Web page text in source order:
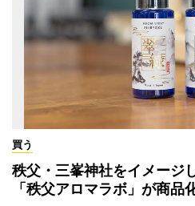
買う
秩父・三峯神社をイメージ
「秩父アロマラボ」が商品